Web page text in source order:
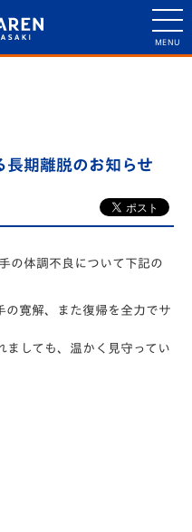
長期離脱のお知らせ
の体調不良について下記の
の寛解、また復帰を全力でサ
ましても、温かく見守ってい